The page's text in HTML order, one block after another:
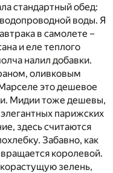
стандартный обед:
воды. Я
в самолете –
и еле теплого
налил добавки.
оливковым
это дешевое
Мидии тоже дешевы,
парижских
здесь считаются
Забавно, как
королевой.
зелень,